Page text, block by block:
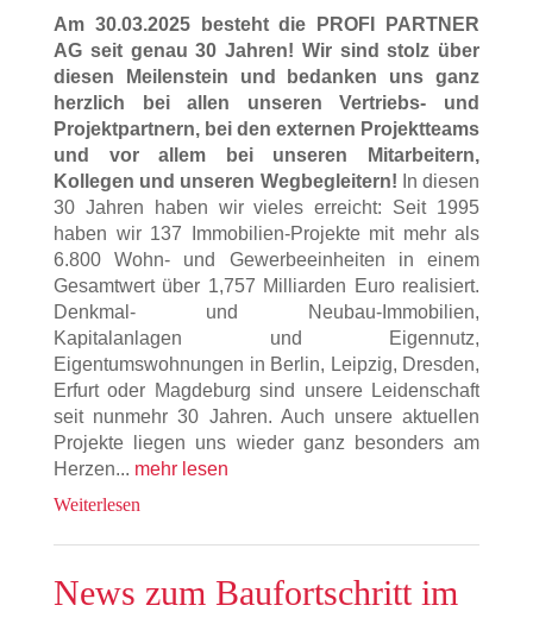
Am 30.03.2025 besteht die PROFI PARTNER
AG seit genau 30 Jahren! Wir sind stolz über
diesen Meilenstein und bedanken uns ganz
herzlich bei allen unseren Vertriebs- und
Projektpartnern, bei den externen Projektteams
und vor allem bei unseren Mitarbeitern,
Kollegen und unseren Wegbegleitern! In diesen
30 Jahren haben wir vieles erreicht: Seit 1995
haben wir 137 Immobilien-Projekte mit mehr als
6.800 Wohn- und Gewerbeeinheiten in einem
Gesamtwert über 1,757 Milliarden Euro realisiert.
Denkmal- und Neubau-Immobilien,
Kapitalanlagen und Eigennutz,
Eigentumswohnungen in Berlin, Leipzig, Dresden,
Erfurt oder Magdeburg sind unsere Leidenschaft
seit nunmehr 30 Jahren. Auch unsere aktuellen
Projekte liegen uns wieder ganz besonders am
Herzen... mehr lesen
Weiterlesen
News zum Baufortschritt im